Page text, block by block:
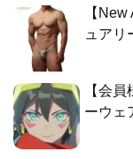
【
ュアリ
【会
ーウェ